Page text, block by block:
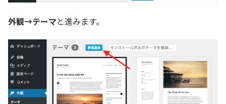
外観→テーマと進みます。